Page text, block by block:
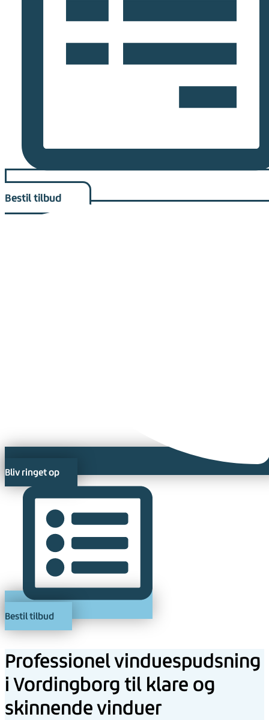
Bestil tilbud
Bliv ringet op
Bestil tilbud
Professionel vinduespudsning
i Vordingborg til klare og
skinnende vinduer